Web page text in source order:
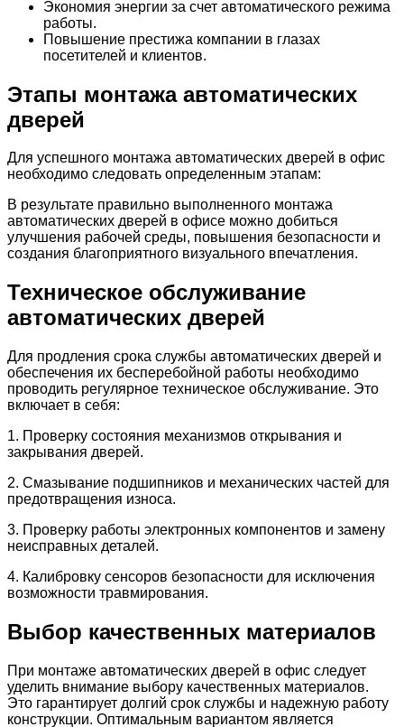
Экономия энергии за счет автоматического режима
работы.
Повышение престижа компании в глазах
посетителей и клиентов.
Этапы монтажа автоматических
дверей
Для успешного монтажа автоматических дверей в офис
необходимо следовать определенным этапам:
В результате правильно выполненного монтажа
автоматических дверей в офисе можно добиться
улучшения рабочей среды, повышения безопасности и
создания благоприятного визуального впечатления.
Техническое обслуживание
автоматических дверей
Для продления срока службы автоматических дверей и
обеспечения их бесперебойной работы необходимо
проводить регулярное техническое обслуживание. Это
включает в себя:
1. Проверку состояния механизмов открывания и
закрывания дверей.
2. Смазывание подшипников и механических частей для
предотвращения износа.
3. Проверку работы электронных компонентов и замену
неисправных деталей.
4. Калибровку сенсоров безопасности для исключения
возможности травмирования.
Выбор качественных материалов
При монтаже автоматических дверей в офис следует
уделить внимание выбору качественных материалов.
Это гарантирует долгий срок службы и надежную работу
конструкции. Оптимальным вариантом является